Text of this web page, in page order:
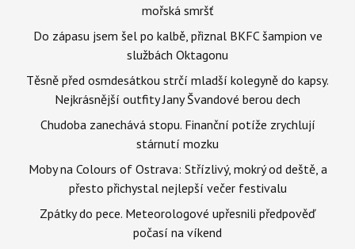
mořská smršť
Do zápasu jsem šel po kalbě, přiznal BKFC šampion ve
službách Oktagonu
Těsně před osmdesátkou strčí mladší kolegyně do kapsy.
Nejkrásnější outfity Jany Švandové berou dech
Chudoba zanechává stopu. Finanční potíže zrychlují
stárnutí mozku
Moby na Colours of Ostrava: Střízlivý, mokrý od deště, a
přesto přichystal nejlepší večer festivalu
Zpátky do pece. Meteorologové upřesnili předpověď
počasí na víkend